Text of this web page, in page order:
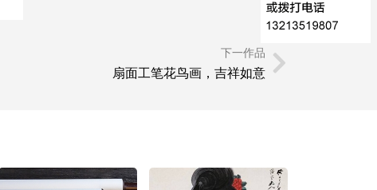
下一作品
扇面工笔花鸟画，吉祥如意